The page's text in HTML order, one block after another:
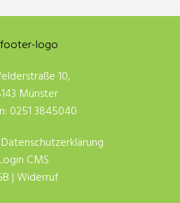
10,
Münster
0251 3845040
Datenschutzerklärung
CMS
|Widerruf